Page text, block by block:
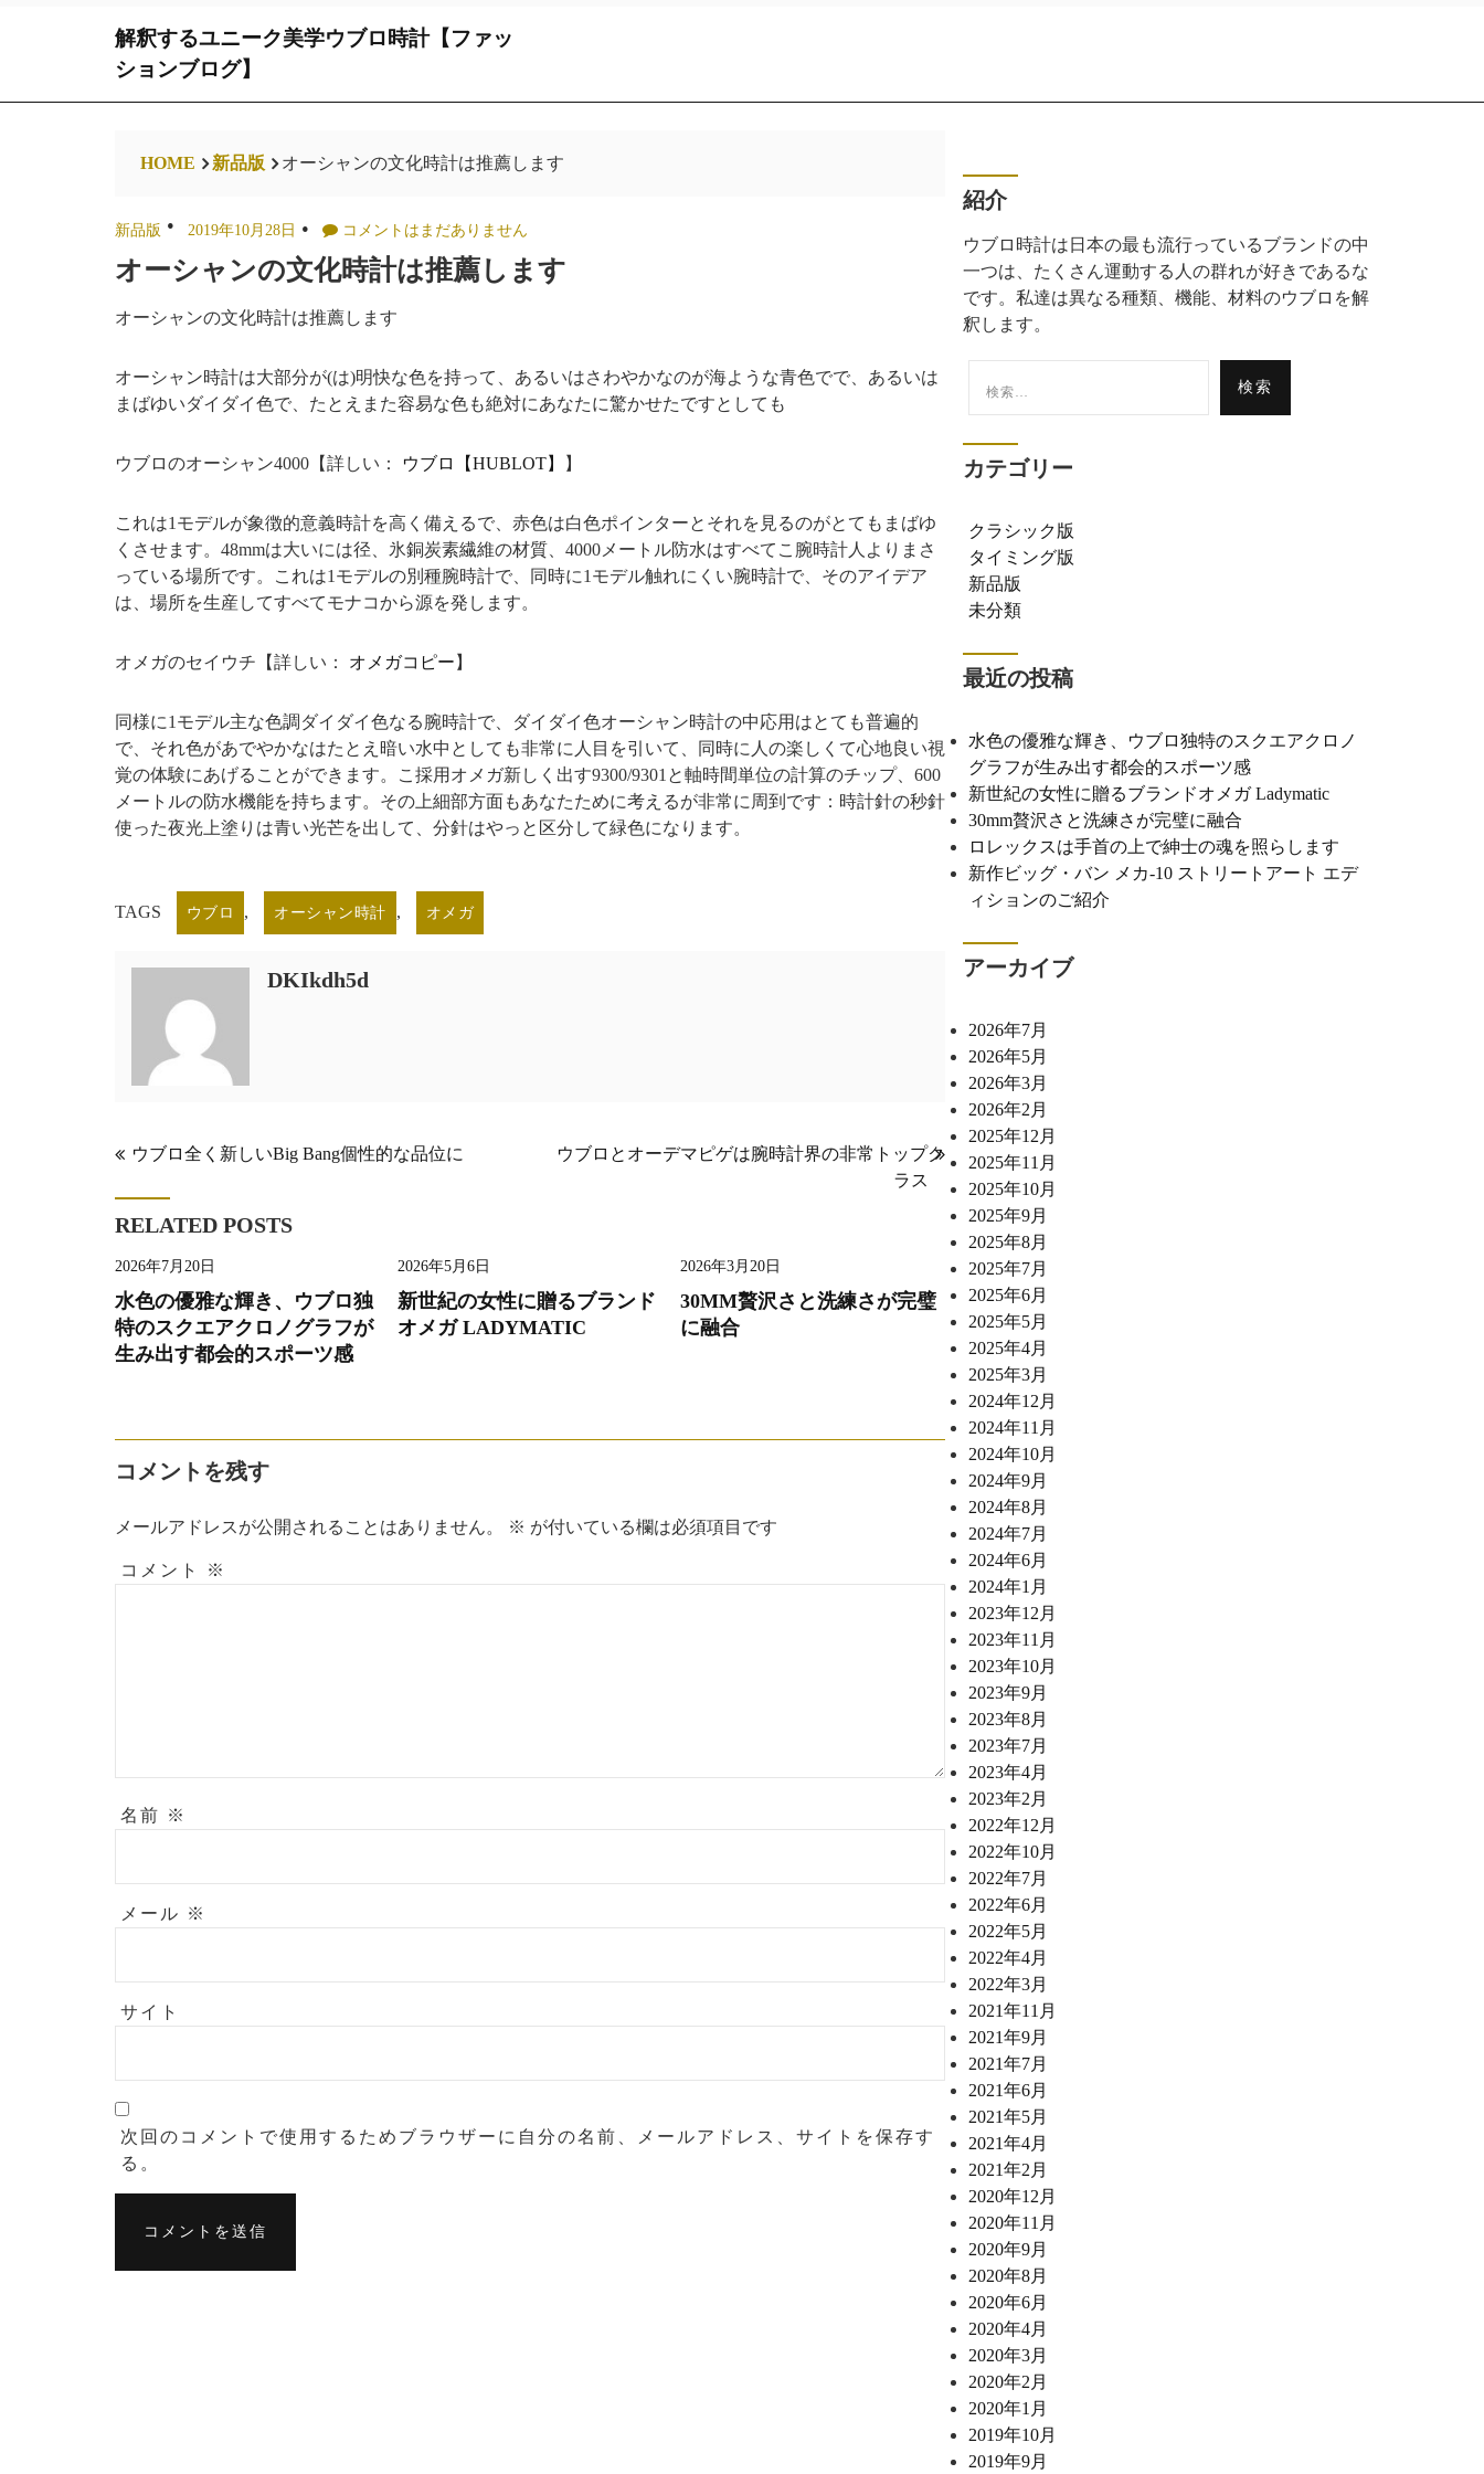
解釈するユニーク美学ウブロ時計【ファッ
ションブログ】
HOME 新品版 オーシャンの文化時計は推薦します
新品版 2019年10月28日 コメントはまだありません
オーシャンの文化時計は推薦します
オーシャンの文化時計は推薦します
オーシャン時計は大部分が(は)明快な色を持って、あるいはさわやかなのが海ような青色でで、あるいは
まばゆいダイダイ色で、たとえまた容易な色も絶対にあなたに驚かせたですとしても
ウブロのオーシャン4000【詳しい： ウブロ【HUBLOT】 】
これは1モデルが象徴的意義時計を高く備えるで、赤色は白色ポインターとそれを見るのがとてもまばゆ
くさせます。48mmは大いには径、氷銅炭素繊維の材質、4000メートル防水はすべてこ腕時計人よりまさ
っている場所です。これは1モデルの別種腕時計で、同時に1モデル触れにくい腕時計で、そのアイデア
は、場所を生産してすべてモナコから源を発します。
オメガのセイウチ【詳しい： オメガコピー 】
同様に1モデル主な色調ダイダイ色なる腕時計で、ダイダイ色オーシャン時計の中応用はとても普遍的
で、それ色があでやかなはたとえ暗い水中としても非常に人目を引いて、同時に人の楽しくて心地良い視
覚の体験にあげることができます。こ採用オメガ新しく出す9300/9301と軸時間単位の計算のチップ、600
メートルの防水機能を持ちます。その上細部方面もあなたために考えるが非常に周到です：時計針の秒針
使った夜光上塗りは青い光芒を出して、分針はやっと区分して緑色になります。
TAGS ウブロ , オーシャン時計 , オメガ
DKIkdh5d
投
稿
ナ
ビ
ゲ
ー
シ
ウブロ全く新しいBig Bang個性的な品位に
ウブロとオーデマピゲは腕時計界の非常トップク
ラス
RELATED POSTS
2026年7月20日
水色の優雅な輝き、ウブロ独
特のスクエアクロノグラフが
生み出す都会的スポーツ感
2026年5月6日
新世紀の女性に贈るブランド
オメガ LADYMATIC
2026年3月20日
30MM贅沢さと洗練さが完璧
に融合
コメントを残す
メールアドレスが公開されることはありません。 ※ が付いている欄は必須項目です
コメント ※
名前 ※
メール ※
サイト
次回のコメントで使用するためブラウザーに自分の名前、メールアドレス、サイトを保存す
る。
紹介
ウブロ時計は日本の最も流行っているブランドの中
一つは、たくさん運動する人の群れが好きであるな
です。私達は異なる種類、機能、材料のウブロを解
釈します。
索:
カテゴリー
クラシック版
タイミング版
新品版
未分類
最近の投稿
水色の優雅な輝き、ウブロ独特のスクエアクロノ
グラフが生み出す都会的スポーツ感
新世紀の女性に贈るブランドオメガ Ladymatic
30mm贅沢さと洗練さが完璧に融合
ロレックスは手首の上で紳士の魂を照らします
新作ビッグ・バン メカ-10 ストリートアート エデ
ィションのご紹介
アーカイブ
2026年7月
2026年5月
2026年3月
2026年2月
2025年12月
2025年11月
2025年10月
2025年9月
2025年8月
2025年7月
2025年6月
2025年5月
2025年4月
2025年3月
2024年12月
2024年11月
2024年10月
2024年9月
2024年8月
2024年7月
2024年6月
2024年1月
2023年12月
2023年11月
2023年10月
2023年9月
2023年8月
2023年7月
2023年4月
2023年2月
2022年12月
2022年10月
2022年7月
2022年6月
2022年5月
2022年4月
2022年3月
2021年11月
2021年9月
2021年7月
2021年6月
2021年5月
2021年4月
2021年2月
2020年12月
2020年11月
2020年9月
2020年8月
2020年6月
2020年4月
2020年3月
2020年2月
2020年1月
2019年10月
2019年9月